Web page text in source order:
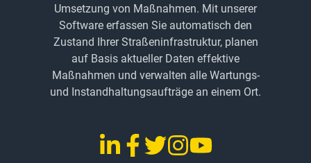
Umsetzung von Maßnahmen. Mit unserer
Software erfassen Sie automatisch den
Zustand Ihrer Straßeninfrastruktur, planen
auf Basis aktueller Daten effektive
Maßnahmen und verwalten alle Wartungs-
und Instandhaltungsaufträge an einem Ort.
LinkedInFacebook
TwitterInstagram
YouTube